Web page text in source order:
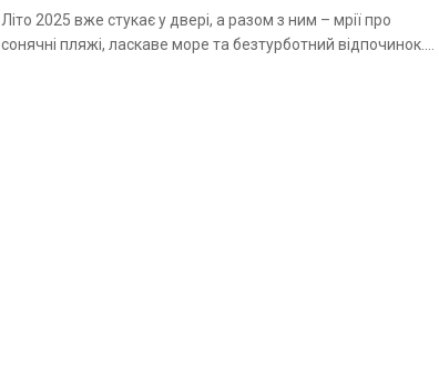
Літо 2025 вже стукає у двері, а разом з ним – мрії про
сонячні пляжі, ласкаве море та безтурботний відпочинок.…